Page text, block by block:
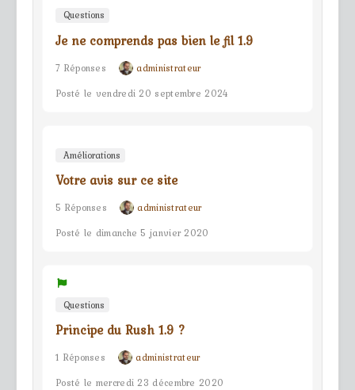
Questions
Je ne comprends pas bien le fil 1.9
7 Réponses
administrateur
Posté le vendredi 20 septembre 2024
Améliorations
Votre avis sur ce site
5 Réponses
administrateur
Posté le dimanche 5 janvier 2020
Questions
Principe du Rush 1.9 ?
1 Réponses
administrateur
Posté le mercredi 23 décembre 2020